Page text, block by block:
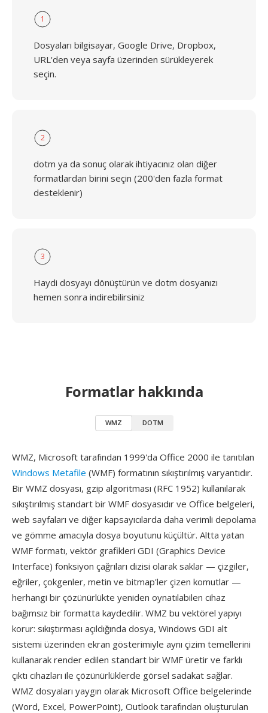
1
Dosyaları bilgisayar, Google Drive, Dropbox,
URL'den veya sayfa üzerinden sürükleyerek
seçin.
2
dotm ya da sonuç olarak ihtiyacınız olan diğer
formatlardan birini seçin (200'den fazla format
desteklenir)
3
Haydi dosyayı dönüştürün ve dotm dosyanızı
hemen sonra indirebilirsiniz
Formatlar hakkında
WMZ DOTM
WMZ, Microsoft tarafından 1999'da Office 2000 ile tanıtılan
Windows Metafile (WMF) formatının sıkıştırılmış varyantıdır.
Bir WMZ dosyası, gzip algoritması (RFC 1952) kullanılarak
sıkıştırılmış standart bir WMF dosyasıdır ve Office belgeleri,
web sayfaları ve diğer kapsayıcılarda daha verimli depolama
ve gömme amacıyla dosya boyutunu küçültür. Altta yatan
WMF formatı, vektör grafikleri GDI (Graphics Device
Interface) fonksiyon çağrıları dizisi olarak saklar — çizgiler,
eğriler, çokgenler, metin ve bitmap'ler çizen komutlar —
herhangi bir çözünürlükte yeniden oynatılabilen cihaz
bağımsız bir formatta kaydedilir. WMZ bu vektörel yapıyı
korur: sıkıştırması açıldığında dosya, Windows GDI alt
sistemi üzerinden ekran gösterimiyle aynı çizim temellerini
kullanarak render edilen standart bir WMF üretir ve farklı
çıktı cihazları ile çözünürlüklerde görsel sadakat sağlar.
WMZ dosyaları yaygın olarak Microsoft Office belgelerinde
(Word, Excel, PowerPoint), Outlook tarafından oluşturulan